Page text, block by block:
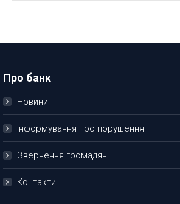
Про банк
Новини
Інформування про порушення
Звернення громадян
Контакти